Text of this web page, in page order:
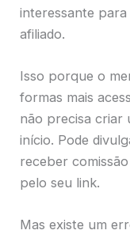
interessante
afiliado.
Isso porque o
formas mais
não precisa
início. Pode
receber
pelo seu link.
Mas existe um